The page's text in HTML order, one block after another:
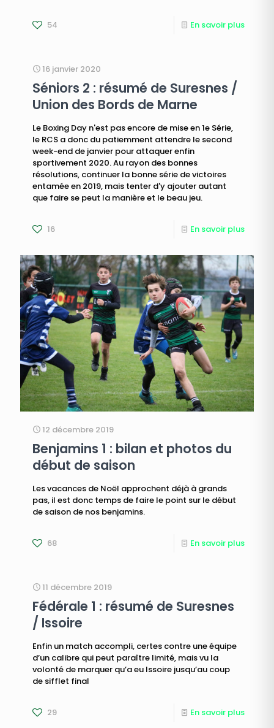
54 En savoir plus
16 janvier 2020
Séniors 2 : résumé de Suresnes /
Union des Bords de Marne
Le Boxing Day n'est pas encore de mise en 1e Série,
le RCS a donc du patiemment attendre le second
week-end de janvier pour attaquer enfin
sportivement 2020. Au rayon des bonnes
résolutions, continuer la bonne série de victoires
entamée en 2019, mais tenter d'y ajouter autant
que faire se peut la manière et le beau jeu.
16 En savoir plus
12 décembre 2019
Benjamins 1 : bilan et photos du
début de saison
Les vacances de Noël approchent déjà à grands
pas, il est donc temps de faire le point sur le début
de saison de nos benjamins.
68 En savoir plus
11 décembre 2019
Fédérale 1 : résumé de Suresnes
/ Issoire
Enfin un match accompli, certes contre une équipe
d’un calibre qui peut paraître limité, mais vu la
volonté de marquer qu’a eu Issoire jusqu’au coup
de sifflet final
29 En savoir plus